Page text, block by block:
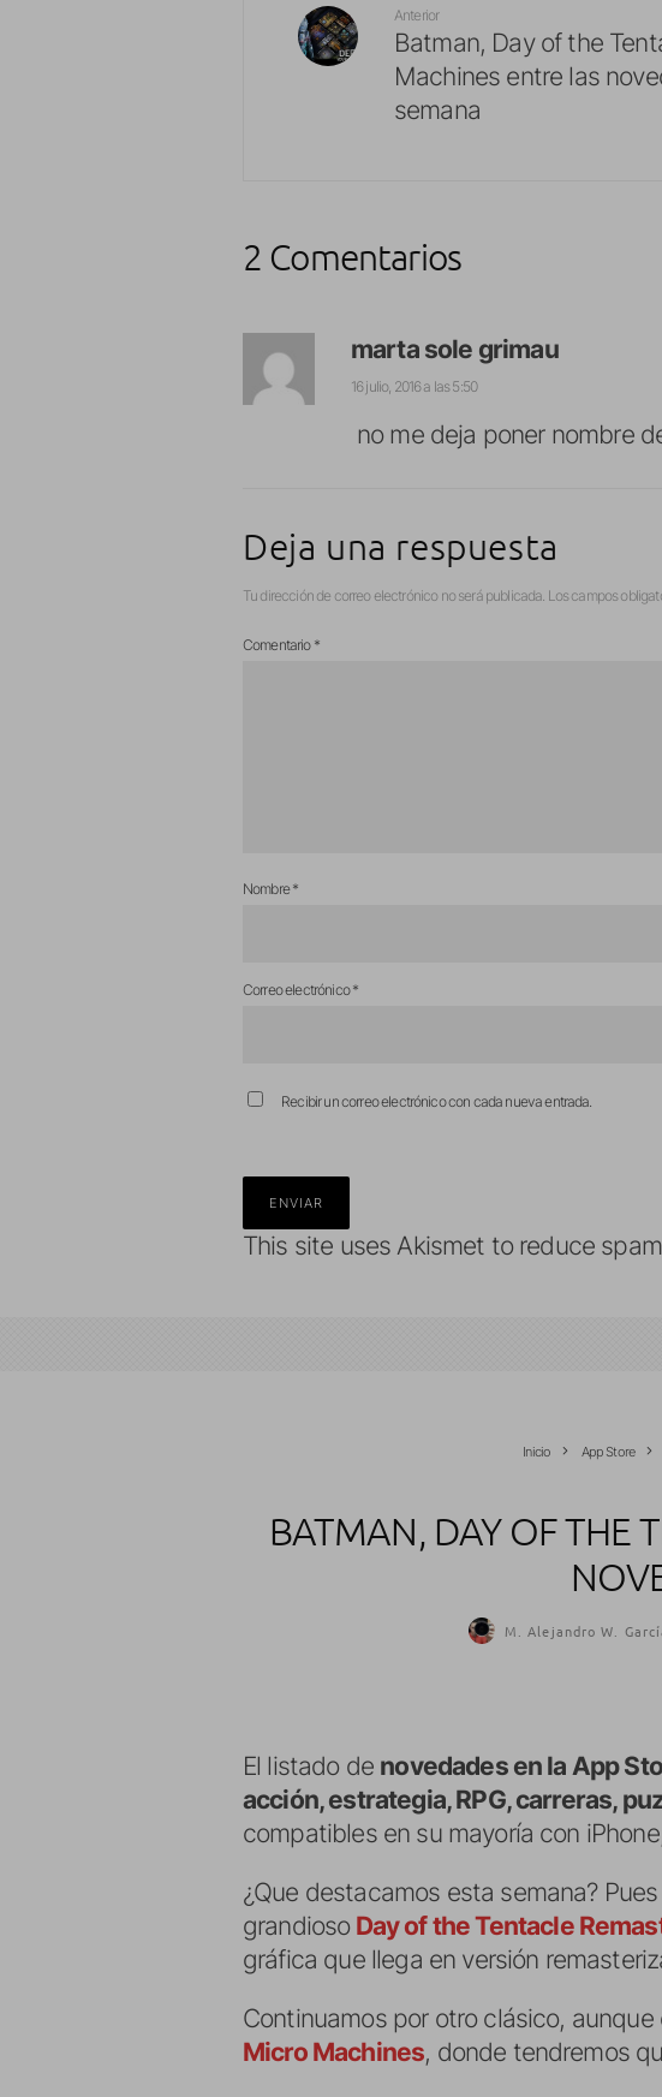
Anterior
Batman, Day of the
Machines entre las
semana
2 Comentarios
marta sole grimau
16 julio, 2016 a las 5:50
no me deja poner nombre
Deja una respuesta
Tu dirección de correo electrónico no será publicada. Los campos
Comentario *
Nombre*
Correo electrónico*
Recibir un correo electrónico con cada nueva entrada.
This site uses Akismet to reduce
Inicio App Store
BATMAN, DAY OF THE
M. Alejandro W.
El listado de novedades en la App
acción, estrategia, RPG, carreras,
compatibles en su mayoría con
¿Que destacamos esta semana?
grandioso Day of the Tentacle
gráfica que llega en versión
Continuamos por otro clásico,
Micro Machines, donde tendremos